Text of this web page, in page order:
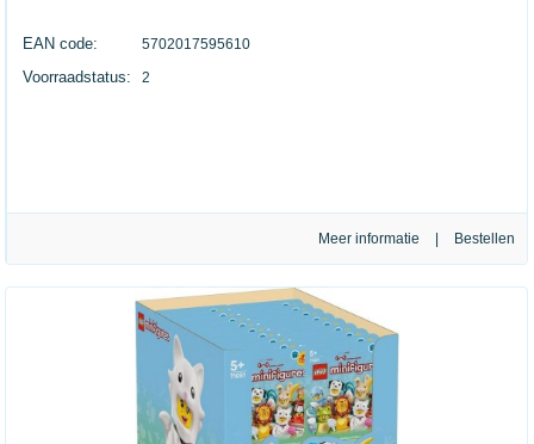
EAN code: 5702017595610
Voorraadstatus: 2
Meer informatie